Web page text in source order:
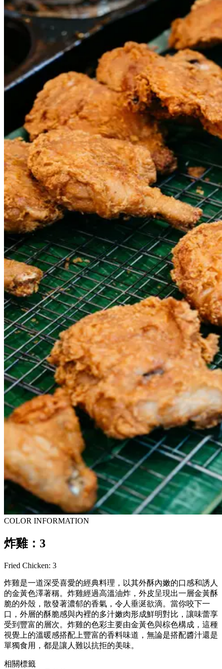
COLOR INFORMATION
炸雞：3
Fried Chicken: 3
炸雞是一道深受喜愛的經典料理，以其外酥內嫩的口感和誘人
的金黃色澤著稱。炸雞經過高溫油炸，外皮呈現出一層金黃酥
脆的外殼，散發著濃郁的香氣，令人垂涎欲滴。當你咬下一
口，外層的酥脆感與內裡的多汁嫩肉形成鮮明對比，讓味蕾享
受到豐富的層次。炸雞的色彩主要由金黃色與棕色構成，這種
視覺上的溫暖感搭配上豐富的香料味道，無論是搭配醬汁還是
單獨食用，都是讓人難以抗拒的美味。
相關標籤